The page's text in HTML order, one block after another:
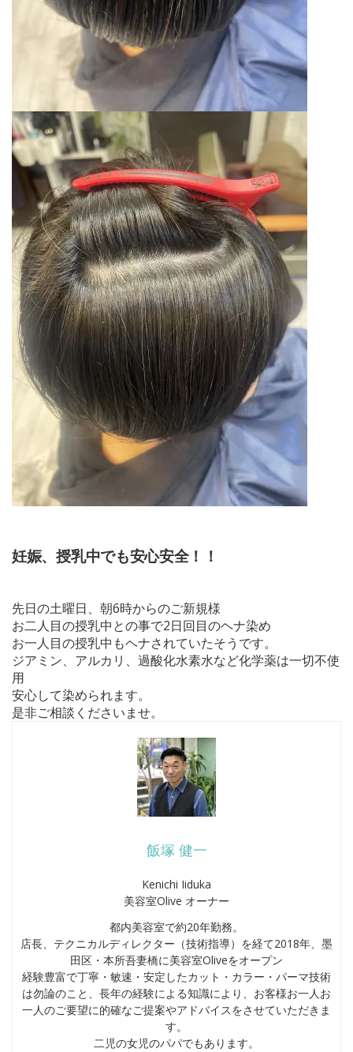
妊娠、授乳中でも安心安全！！
先日の土曜日、朝6時からのご新規様
お二人目の授乳中との事で2日回目のヘナ染め
お一人目の授乳中もヘナされていたそうです。
ジアミン、アルカリ、過酸化水素水など化学薬は一切不使
用
安心して染められます。
是非ご相談くださいませ。
飯塚 健一
Kenichi Iiduka
美容室Olive オーナー
都内美容室で約20年勤務。
店長、テクニカルディレクター（技術指導）を経て2018年、墨
田区・本所吾妻橋に美容室Oliveをオープン
経験豊富で丁寧・敏速・安定したカット・カラー・パーマ技術
は勿論のこと、長年の経験による知識により、お客様お一人お
一人のご要望に的確なご提案やアドバイスをさせていただきま
す。
二児の女児のパパでもあります。